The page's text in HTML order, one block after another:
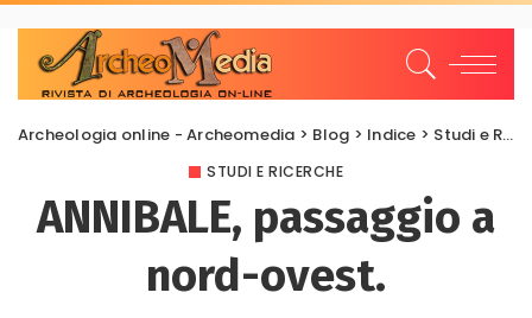
Archeologia online - Archeomedia > Blog > Indice > Studi e Ricerche
STUDI E RICERCHE
ANNIBALE, passaggio a
nord-ovest.